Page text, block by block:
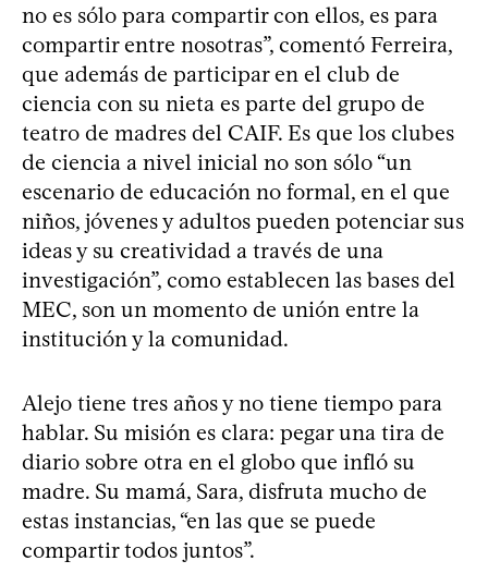
no es sólo para compartir con ellos, es para
compartir entre nosotras”, comentó Ferreira,
que además de participar en el club de
ciencia con su nieta es parte del grupo de
teatro de madres del CAIF. Es que los clubes
de ciencia a nivel inicial no son sólo “un
escenario de educación no formal, en el que
niños, jóvenes y adultos pueden potenciar sus
ideas y su creatividad a través de una
investigación”, como establecen las bases del
MEC, son un momento de unión entre la
institución y la comunidad.
Alejo tiene tres años y no tiene tiempo para
hablar. Su misión es clara: pegar una tira de
diario sobre otra en el globo que infló su
madre. Su mamá, Sara, disfruta mucho de
estas instancias, “en las que se puede
compartir todos juntos”.